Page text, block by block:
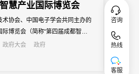
慧产业国际博览会
协会、中国电子学会共同主办的
博览会（简称“第四届成都智博
都世纪城新国际会展中心盛大举
，建设智慧社会”这一主题，设立智
政府大会
政府
咨询
热线
客服